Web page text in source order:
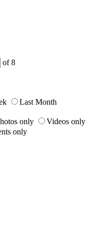
of8
Last Month
only
Videos only
only